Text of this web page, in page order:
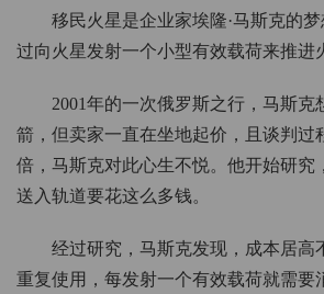
移民火星是企业家埃隆·马斯克的
过向火星发射一个小型有效载荷来推进
2001年的一次俄罗斯之行，马斯克
箭，但卖家一直在坐地起价，且谈判过
倍，马斯克对此心生不悦。他开始研究
送入轨道要花这么多钱。
经过研究，马斯克发现，成本居高
重复使用，每发射一个有效载荷就需要